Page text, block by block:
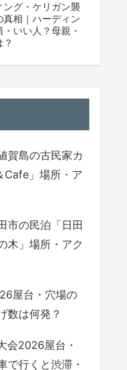
ング・ケリガン襲
真相｜ハーディン
・いい人？母親・
賀島の古民家カ
Cafe」場所・ア
市の民泊「日田
木」場所・アク
屋台・穴場の
数は何発？
会2026屋台・
で行くと渋滞・